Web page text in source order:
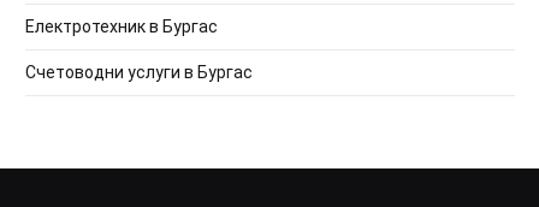
Електротехник в Бургас
Счетоводни услуги в Бургас